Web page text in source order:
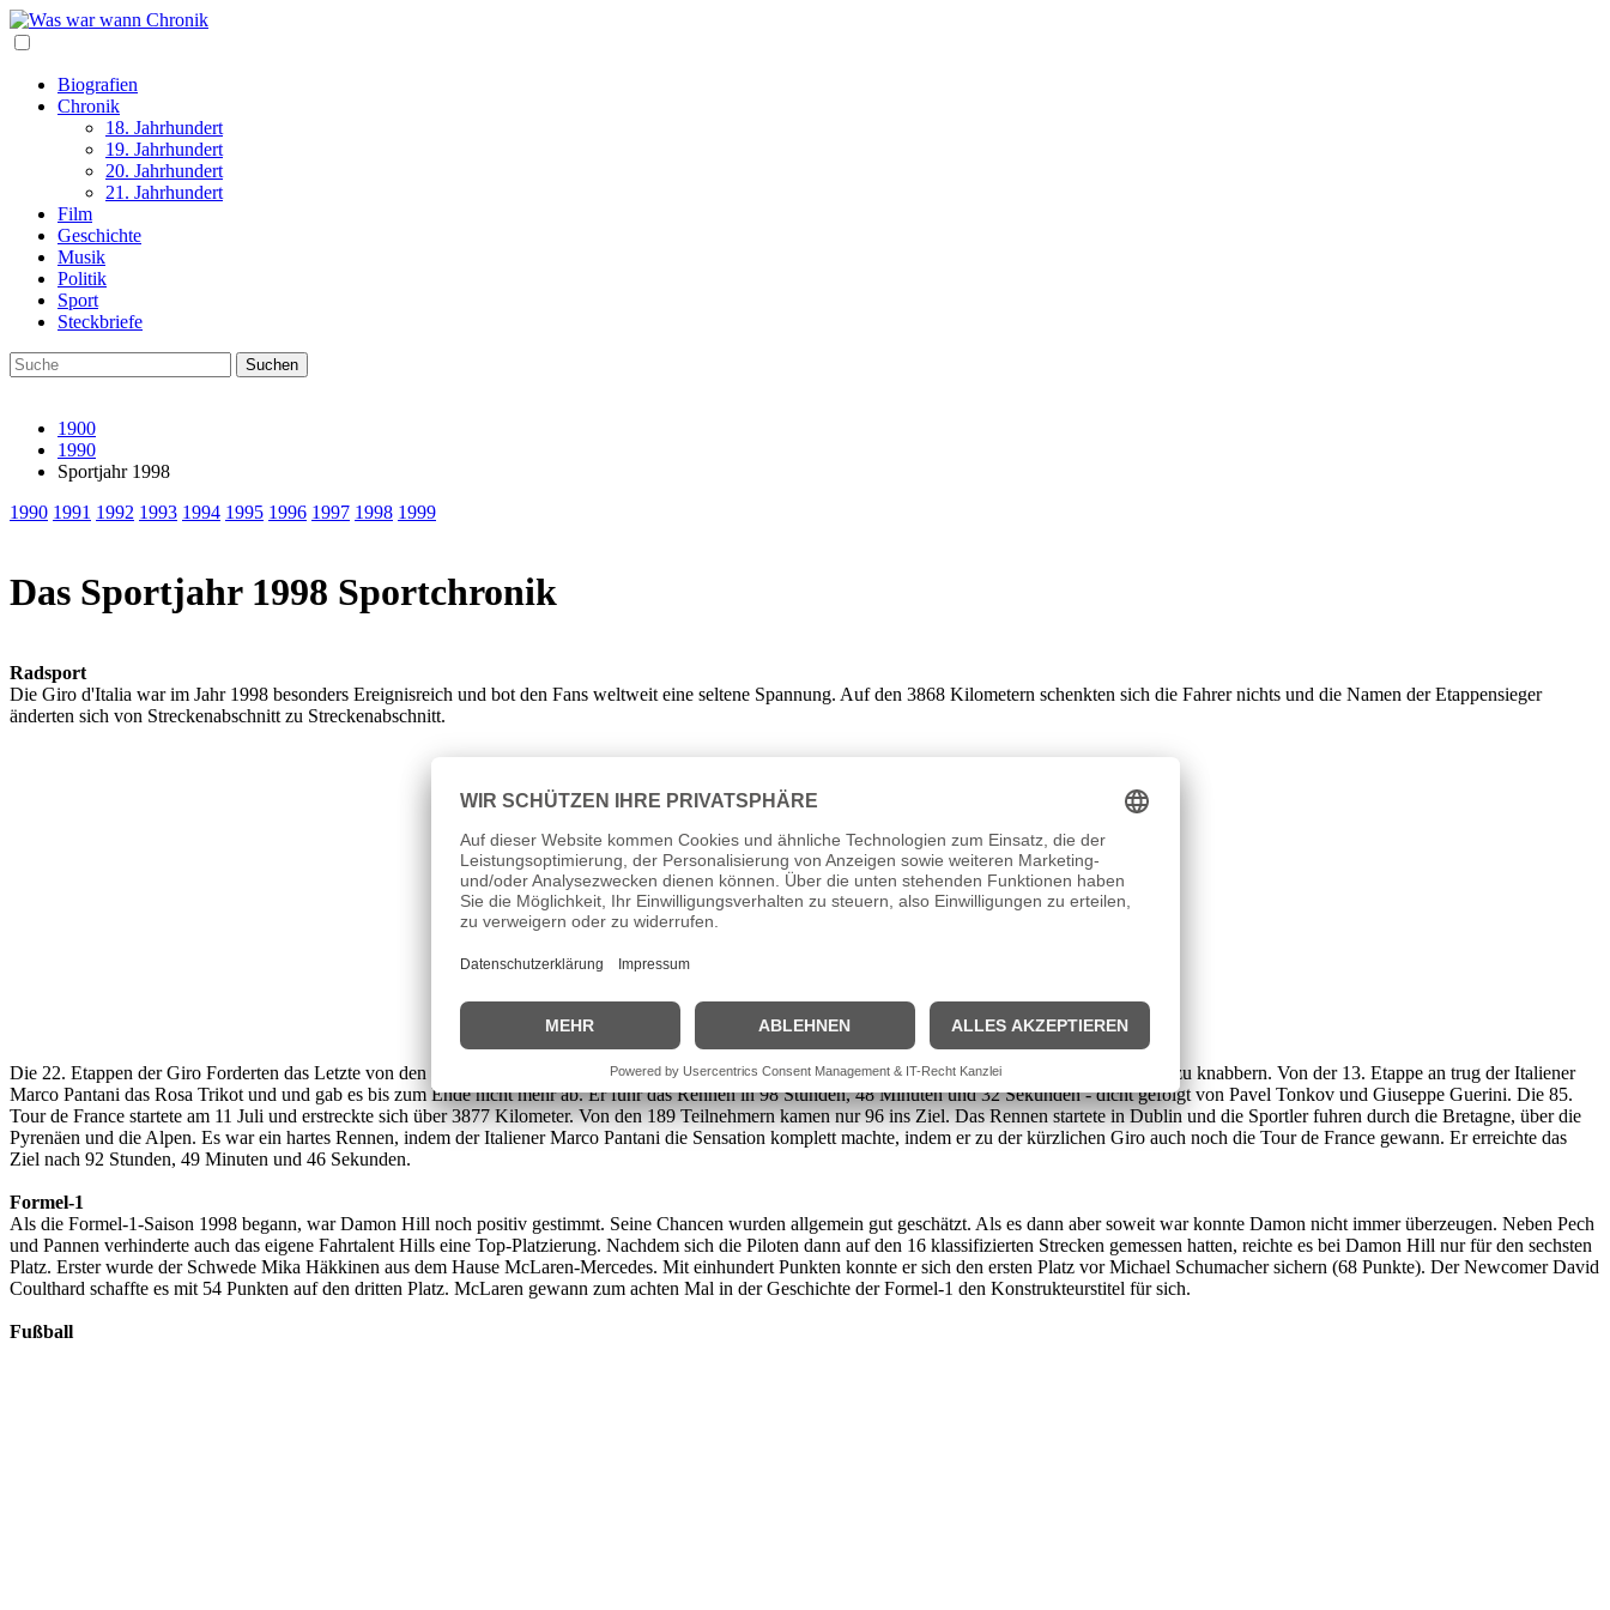
Biografien
Chronik
18. Jahrhundert
19. Jahrhundert
20. Jahrhundert
21. Jahrhundert
Film
Geschichte
Musik
Politik
Sport
Steckbriefe
1900
1990
Sportjahr 1998
1990 1991 1992 1993 1994 1995 1996 1997 1998 1999
Das Sportjahr 1998 Sportchronik
Radsport
Die Giro d'Italia war im Jahr 1998 besonders Ereignisreich und bot den Fans weltweit eine seltene Spannung. Auf den 3868 Kilometern schenkten sich die Fahrer nichts und die Namen der Etappensieger
änderten sich von Streckenabschnitt zu Streckenabschnitt.
Die 22. Etappen der Giro Forderten das Letzte von den Sportlern und auch der geheime Favorit Pavel Tonkov hatte schwer an den Schikanen der Strecke zu knabbern. Von der 13. Etappe an trug der Italiener
Marco Pantani das Rosa Trikot und und gab es bis zum Ende nicht mehr ab. Er fuhr das Rennen in 98 Stunden, 48 Minuten und 32 Sekunden - dicht gefolgt von Pavel Tonkov und Giuseppe Guerini. Die 85.
Tour de France startete am 11 Juli und erstreckte sich über 3877 Kilometer. Von den 189 Teilnehmern kamen nur 96 ins Ziel. Das Rennen startete in Dublin und die Sportler fuhren durch die Bretagne, über die
Pyrenäen und die Alpen. Es war ein hartes Rennen, indem der Italiener Marco Pantani die Sensation komplett machte, indem er zu der kürzlichen Giro auch noch die Tour de France gewann. Er erreichte das
Ziel nach 92 Stunden, 49 Minuten und 46 Sekunden.
Formel-1
Als die Formel-1-Saison 1998 begann, war Damon Hill noch positiv gestimmt. Seine Chancen wurden allgemein gut geschätzt. Als es dann aber soweit war konnte Damon nicht immer überzeugen. Neben Pech
und Pannen verhinderte auch das eigene Fahrtalent Hills eine Top-Platzierung. Nachdem sich die Piloten dann auf den 16 klassifizierten Strecken gemessen hatten, reichte es bei Damon Hill nur für den sechsten
Platz. Erster wurde der Schwede Mika Häkkinen aus dem Hause McLaren-Mercedes. Mit einhundert Punkten konnte er sich den ersten Platz vor Michael Schumacher sichern (68 Punkte). Der Newcomer David
Coulthard schaffte es mit 54 Punkten auf den dritten Platz. McLaren gewann zum achten Mal in der Geschichte der Formel-1 den Konstrukteurstitel für sich.
Fußball